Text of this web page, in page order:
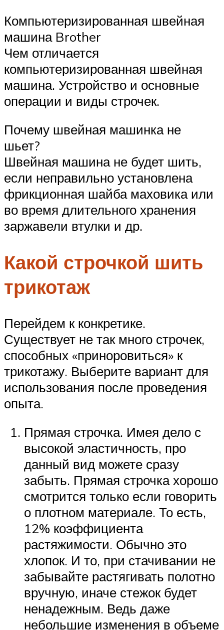
Компьютеризированная швейная
машина Brother
Чем отличается
компьютеризированная швейная
машина. Устройство и основные
операции и виды строчек.
Почему швейная машинка не
шьет?
Швейная машина не будет шить,
если неправильно установлена
фрикционная шайба маховика или
во время длительного хранения
заржавели втулки и др.
Какой строчкой шить
трикотаж
Перейдем к конкретике.
Существует не так много строчек,
способных «приноровиться» к
трикотажу. Выберите вариант для
использования после проведения
опыта.
Прямая строчка. Имея дело с
высокой эластичность, про
данный вид можете сразу
забыть. Прямая строчка хорошо
смотрится только если говорить
о плотном материале. То есть,
12% коэффициента
растяжимости. Обычно это
хлопок. И то, при стачивании не
забывайте растягивать полотно
вручную, иначе стежок будет
ненадежным. Ведь даже
небольшие изменения в объеме